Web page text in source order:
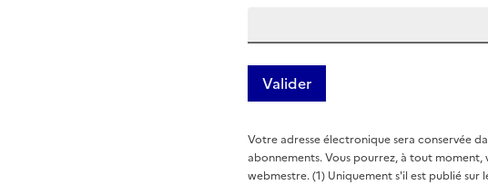
Votre adresse électronique sera conservée
abonnements. Vous pourrez, à tout
webmestre. (1) Uniquement s'il est publié sur